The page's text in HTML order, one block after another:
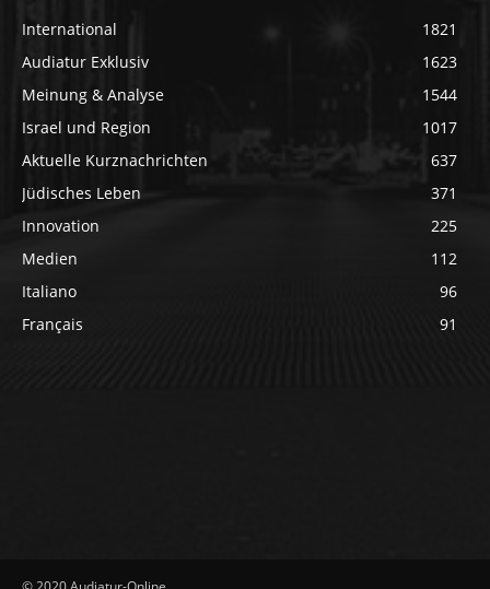
International
1821
Audiatur Exklusiv
1623
Meinung & Analyse
1544
Israel und Region
1017
Aktuelle Kurznachrichten
637
Jüdisches Leben
371
Innovation
225
Medien
112
Italiano
96
Français
91